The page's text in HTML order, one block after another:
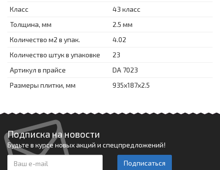
Класс
43 класс
Толщина, мм
2.5 мм
Количество м2 в упак.
4.02
Количество штук в упаковке
23
Артикул в прайсе
DA 7023
Размеры плитки, мм
935x187x2.5
Подписка на новости
Будьте в курсе новых акций и спецпредложений!
Подписаться